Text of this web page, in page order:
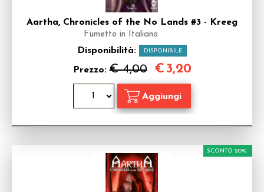
Aartha, Chronicles of the No Lands #3 - Kreeg
Fumetto in Italiano
Disponibilità: DISPONIBILE
Prezzo:€ 4,00 € 3,20
SCONTO 20%